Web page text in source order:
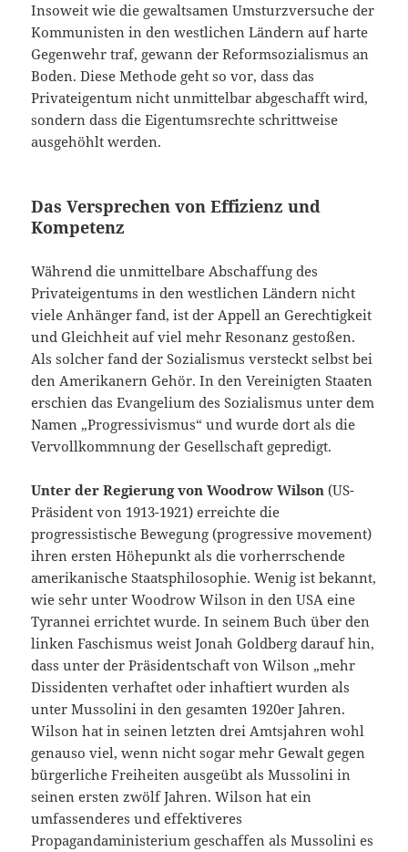
Insoweit wie die gewaltsamen Umsturzversuche der
Kommunisten in den westlichen Ländern auf harte
Gegenwehr traf, gewann der Reformsozialismus an
Boden. Diese Methode geht so vor, dass das
Privateigentum nicht unmittelbar abgeschafft wird,
sondern dass die Eigentumsrechte schrittweise
ausgehöhlt werden.
Das Versprechen von Effizienz und
Kompetenz
Während die unmittelbare Abschaffung des
Privateigentums in den westlichen Ländern nicht
viele Anhänger fand, ist der Appell an Gerechtigkeit
und Gleichheit auf viel mehr Resonanz gestoßen.
Als solcher fand der Sozialismus versteckt selbst bei
den Amerikanern Gehör. In den Vereinigten Staaten
erschien das Evangelium des Sozialismus unter dem
Namen „Progressivismus“ und wurde dort als die
Vervollkommnung der Gesellschaft gepredigt.
Unter der Regierung von Woodrow Wilson (US-
Präsident von 1913-1921) erreichte die
progressistische Bewegung (progressive movement)
ihren ersten Höhepunkt als die vorherrschende
amerikanische Staatsphilosophie. Wenig ist bekannt,
wie sehr unter Woodrow Wilson in den USA eine
Tyrannei errichtet wurde. In seinem Buch über den
linken Faschismus weist Jonah Goldberg darauf hin,
dass unter der Präsidentschaft von Wilson „mehr
Dissidenten verhaftet oder inhaftiert wurden als
unter Mussolini in den gesamten 1920er Jahren.
Wilson hat in seinen letzten drei Amtsjahren wohl
genauso viel, wenn nicht sogar mehr Gewalt gegen
bürgerliche Freiheiten ausgeübt als Mussolini in
seinen ersten zwölf Jahren. Wilson hat ein
umfassenderes und effektiveres
Propagandaministerium geschaffen als Mussolini es